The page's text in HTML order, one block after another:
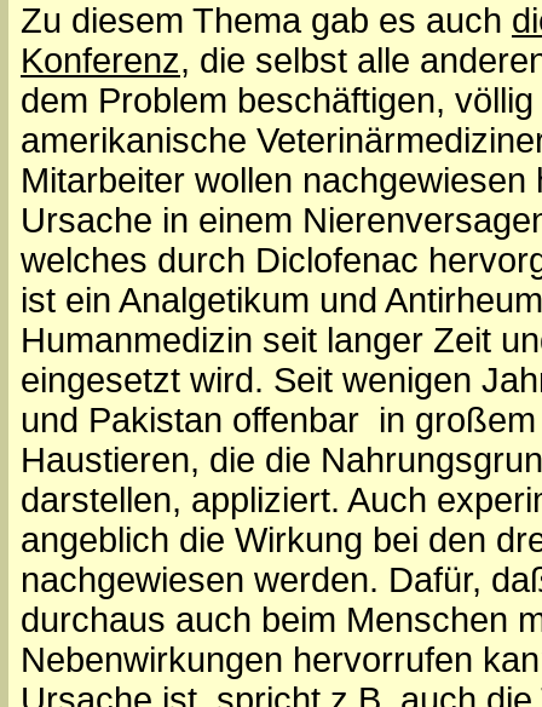
Zu diesem Thema gab es auch
Konferenz, die selbst alle
dem Problem beschäftigen,
amerikanische
Mitarbeiter wollen nachgewiesen
Ursache in einem
welches durch Diclofenac
ist ein Analgetikum und
Humanmedizin seit langer Zeit
eingesetzt wird. Seit wenigen
und Pakistan offenbar in
Haustieren, die die
darstellen, appliziert. Auch
angeblich die Wirkung bei den
nachgewiesen werden. Dafür,
durchaus auch beim Menschen
Nebenwirkungen hervorrufen